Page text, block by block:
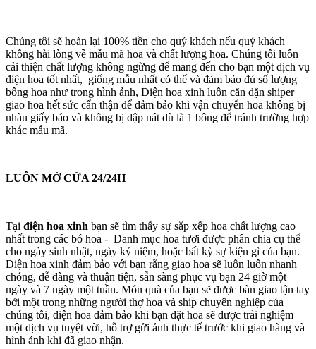
Chúng tôi sẽ hoàn lại 100% tiền cho quý khách nếu quý khách
không hài lòng về mẫu mã hoa và chất lượng hoa. Chúng tôi luôn
cải thiện chất lượng không ngừng để mang đến cho bạn một dịch vụ
điện hoa tốt nhất, giống mẫu nhất có thể và đảm bảo đủ số lượng
bông hoa như trong hình ảnh, Điện hoa xinh luôn căn dặn shiper
giao hoa hết sức cẩn thận để đảm bảo khi vận chuyển hoa không bị
nhàu giấy báo và không bị dập nát dù là 1 bông để tránh trường hợp
khác mẫu mã.
LUÔN MỞ CỬA 24/24H
Tại điện hoa xinh bạn sẽ tìm thấy sự sắp xếp hoa chất lượng cao
nhất trong các bó hoa - Danh mục hoa tươi được phân chia cụ thể
cho ngày sinh nhật, ngày kỷ niệm, hoặc bất kỳ sự kiện gì của bạn.
Điện hoa xinh đảm bảo với bạn rằng giao hoa sẽ luôn luôn nhanh
chóng, dễ dàng và thuận tiện, sẵn sàng phục vụ bạn 24 giờ một
ngày và 7 ngày một tuần. Món quà của bạn sẽ được bàn giao tận tay
bởi một trong những người thợ hoa và ship chuyên nghiệp của
chúng tôi, điện hoa đảm bảo khi bạn đặt hoa sẽ được trải nghiệm
một dịch vụ tuyệt vời, hỗ trợ gửi ảnh thực tế trước khi giao hàng và
hình ảnh khi đã giao nhận.